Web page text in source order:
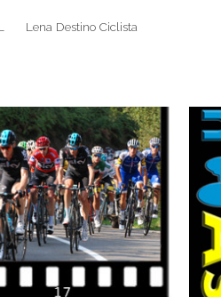
Lena Destino Ciclista